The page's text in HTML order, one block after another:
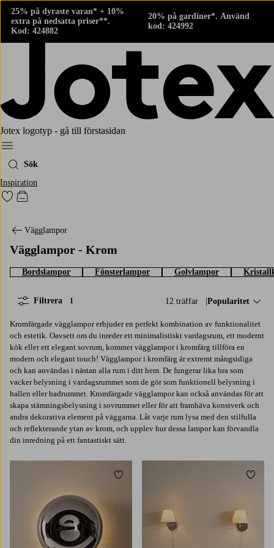
25% på dyraste varan* + 10%
extra på nedsatta priser**.
Kod: 424882
20% på gardiner*. Använd
kod: 424992
Jotex logotyp - gå till förstasidan
Meny
Sök
Inspiration
Gå till favoritmarkerade produkter
Gå till kundvagnen
Vägglampor
Vägglampor - Krom
Bordslampor Fönsterlampor Golvlampor
12 träffar Sortera på:
Popularitet
Filtrera 1
Kromfärgade vägglampor erbjuder en perfekt kombination av funktionalitet
och estetik. Oavsett om du inreder ett minimalistiskt vardagsrum, ett modernt
kök eller ett elegant sovrum, kommer vägglampor i kromfärg tillföra en
modern och elegant touch! Vägglampor i kromfärg är extremt mångsidiga
och kan användas i nästan alla rum i ditt hem. De fungerar lika bra som
vacker belysning i vardagsrummet som de gör som funktionell belysning i
hallen eller badrummet. Kromfärgade vägglampor kan också användas för att
skapa stämningsbelysning i sovrummet eller för att framhäva konstverk och
andra dekorativa element på väggarna. Låt varje rum lysa med den stilfulla
och reflekterande ytan av krom, och upplev hur dessa lampor kan förvandla
din inredning på ett fantastiskt sätt.
Lägg till i favoriter Lägg